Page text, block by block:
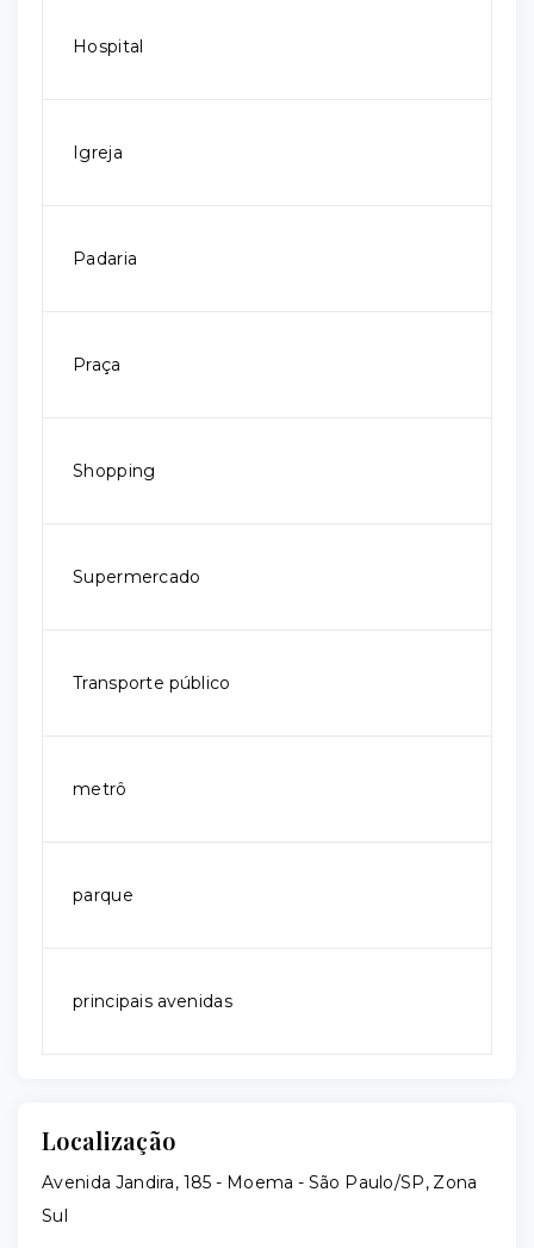
Hospital
Igreja
Padaria
Praça
Shopping
Supermercado
Transporte público
metrô
parque
principais avenidas
Localização
Avenida Jandira, 185 - Moema - São Paulo/SP, Zona
Sul